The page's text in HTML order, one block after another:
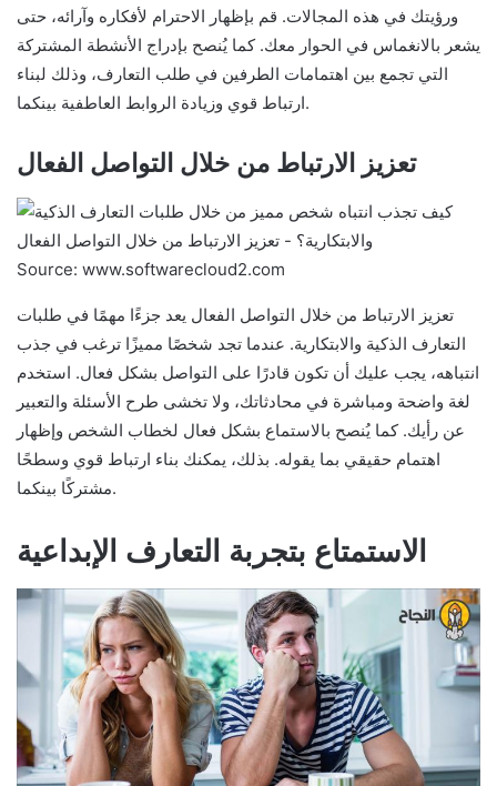
ورؤيتك في هذه المجالات. قم بإظهار الاحترام لأفكاره وآرائه، حتى
يشعر بالانغماس في الحوار معك. كما يُنصح بإدراج الأنشطة المشتركة
التي تجمع بين اهتمامات الطرفين في طلب التعارف، وذلك لبناء
ارتباط قوي وزيادة الروابط العاطفية بينكما.
تعزيز الارتباط من خلال التواصل الفعال
Source: www.softwarecloud2.com
تعزيز الارتباط من خلال التواصل الفعال يعد جزءًا مهمًا في طلبات
التعارف الذكية والابتكارية. عندما تجد شخصًا مميزًا ترغب في جذب
انتباهه، يجب عليك أن تكون قادرًا على التواصل بشكل فعال. استخدم
لغة واضحة ومباشرة في محادثاتك، ولا تخشى طرح الأسئلة والتعبير
عن رأيك. كما يُنصح بالاستماع بشكل فعال لخطاب الشخص وإظهار
اهتمام حقيقي بما يقوله. بذلك، يمكنك بناء ارتباط قوي وسطحًا
مشتركًا بينكما.
الاستمتاع بتجربة التعارف الإبداعية